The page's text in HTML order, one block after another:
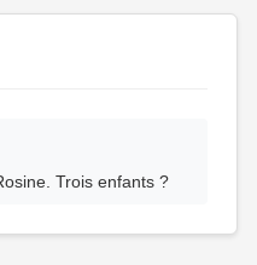
Trois enfants ?